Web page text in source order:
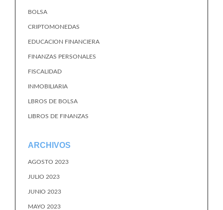
BOLSA
CRIPTOMONEDAS
EDUCACION FINANCIERA
FINANZAS PERSONALES
FISCALIDAD
INMOBILIARIA
LBROS DE BOLSA
LIBROS DE FINANZAS
ARCHIVOS
AGOSTO 2023
JULIO 2023
JUNIO 2023
MAYO 2023